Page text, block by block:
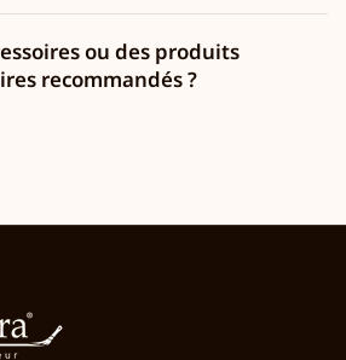
ou des produits
recommandés ?